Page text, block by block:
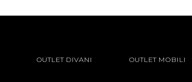
OUTLET DIVANI OUTLET MOBILI